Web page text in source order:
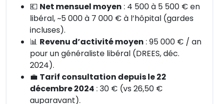
💶 Net mensuel moyen : 4 500 à 5 500 € en
libéral, ~5 000 à 7 000 € à l’hôpital (gardes
incluses).
📊 Revenu d’activité moyen : 95 000 € / an
pour un généraliste libéral (DREES, déc.
2024).
💼 Tarif consultation depuis le 22
décembre 2024 : 30 € (vs 26,50 €
auparavant).